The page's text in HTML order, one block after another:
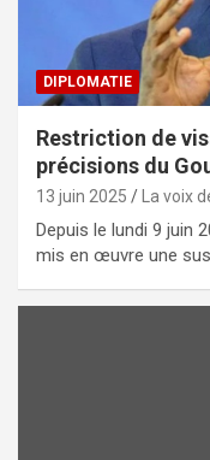
DIPLOMATIE
Restriction de
précisions du
13 juin 2025 La voix
Depuis le lundi 9 juin
mis en œuvre une